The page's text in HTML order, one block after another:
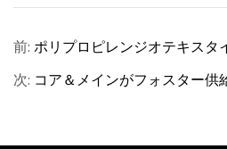
前: ポリプロピレンジオテキスタ
次: コア＆メインがフォスター供